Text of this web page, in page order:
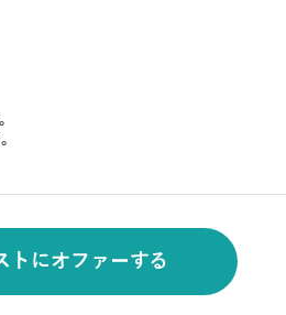
トにオファーする